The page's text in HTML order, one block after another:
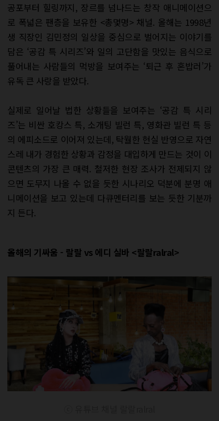
공포부터 힐링까지, 장르를 넘나드는 창작 애니메이션으
로 폭넓은 팬층을 보유한 <총몇명> 채널. 올해는 1998년
생 직장인 김민정의 일상을 중심으로 벌어지는 이야기를
담은 ‘공감 특 시리즈’와 일의 고단함을 맛있는 음식으로
풀어내는 사람들의 먹방을 보여주는 ‘퇴근 후 혼밥러’가
유독 큰 사랑을 받았다.
실제로 일어날 법한 상황들을 보여주는 ‘공감 특 시리
즈’는 비싼 호캉스 특, 소개팅 빌런 특, 영화관 빌런 특 등
의 에피소드로 이어져 있는데, 탁월한 현실 반영으로 자연
스레 내가 경험한 상황과 감정을 대입하게 만드는 것이 이
콘텐츠의 가장 큰 매력. 철저한 현장 조사가 전제되지 않
으면 도무지 나올 수 없을 듯한 시나리오 덕분에 분명 애
니메이션을 보고 있는데 다큐멘터리를 보는 듯한 기분까
지 든다.
올해의 기싸움 - 랄랄 vs 에디 실바 <랄랄ralral>